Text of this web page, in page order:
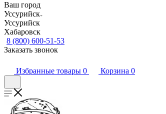
Ваш город
Уссурийск
Уссурийск
Хабаровск
8 (800) 600-51-53
Заказать звонок
Избранные товары 0 Корзина 0